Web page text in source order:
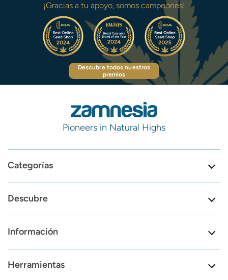
¡Gracias a tu apoyo, somos campeones!
Descubre todos nuestros
premios
Pioneers in Natural Highs
Categorías
Descubre
Información
Herramientas